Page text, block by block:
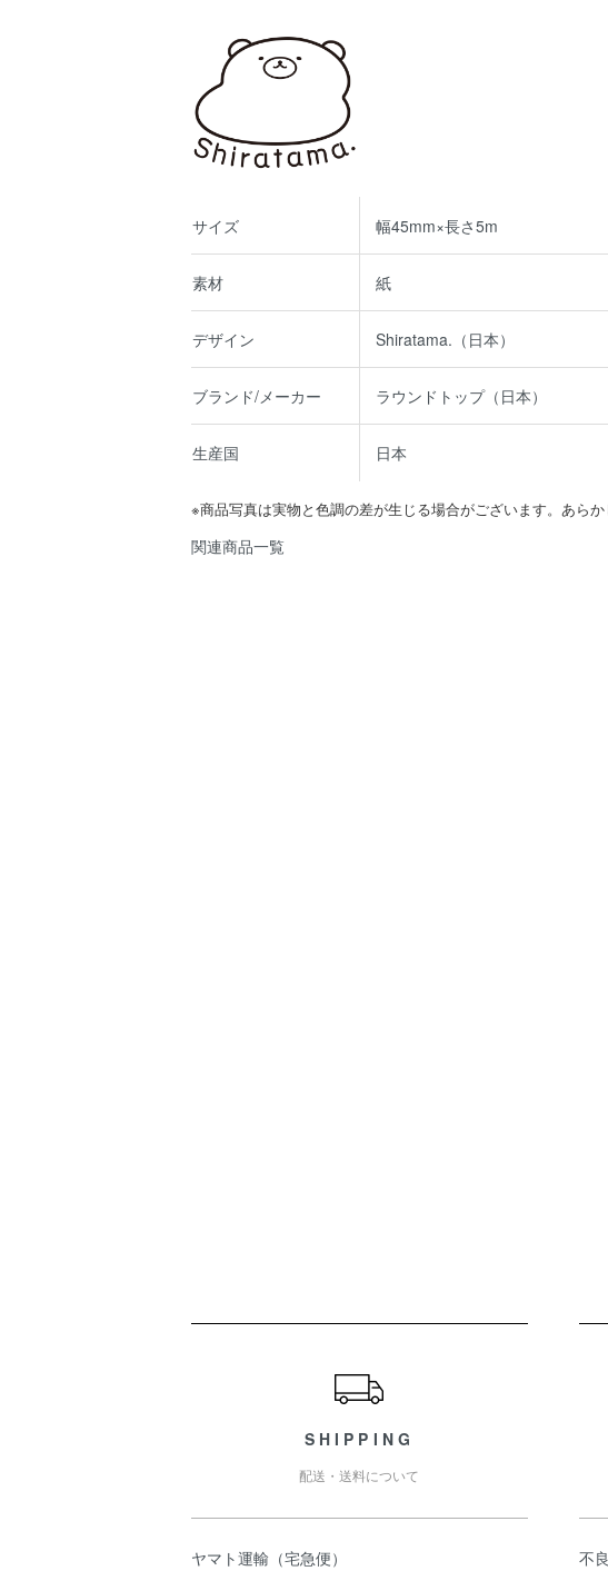
サイズ 幅45mm×長さ5m
素材 紙
デザイン Shiratama.（日本）
ブランド/メーカー ラウンドトップ（日本）
生産国 日本
※商品写真は実物と色調の差が生じる場合がございます。あらか
関連商品一覧
SHIPPING
配送・送料について
ヤマト運輸（宅急便）
不